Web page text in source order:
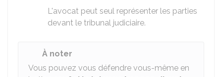
L'avocat peut seul représenter les parties
devant le tribunal judiciaire.
À noter
Vous pouvez vous défendre vous-même en